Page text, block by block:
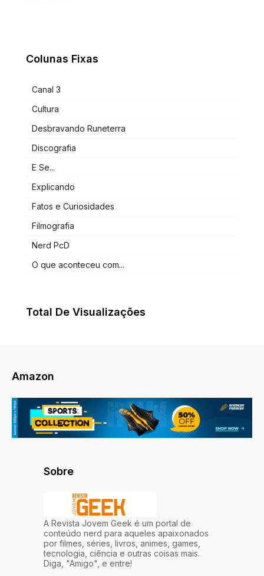
Colunas Fixas
Canal 3
Cultura
Desbravando Runeterra
Discografia
E Se...
Explicando
Fatos e Curiosidades
Filmografia
Nerd PcD
O que aconteceu com...
Total De Visualizações
Amazon
Sobre
A Revista Jovem Geek é um portal de
conteúdo nerd para aqueles apaixonados
por filmes, séries, livros, animes, games,
tecnologia, ciência e outras coisas mais.
Diga, "Amigo", e entre!